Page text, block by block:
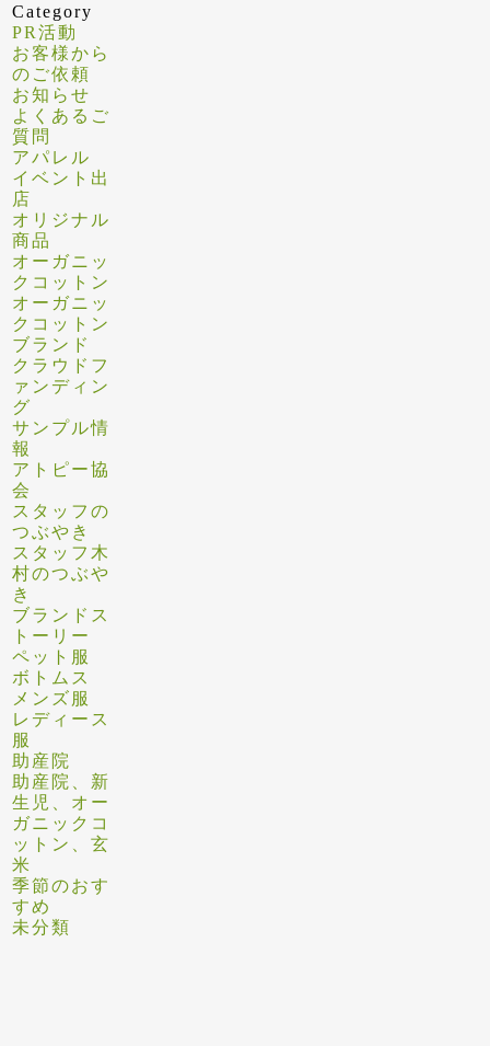
Category
PR活動
お客様から
のご依頼
お知らせ
よくあるご
質問
アパレル
イベント出
店
オリジナル
商品
オーガニッ
クコットン
オーガニッ
クコットン
ブランド
クラウドフ
ァンディン
グ
サンプル情
報
アトピー協
会
スタッフの
つぶやき
スタッフ木
村のつぶや
き
ブランドス
トーリー
ペット服
ボトムス
メンズ服
レディース
服
助産院
助産院、新
生児、オー
ガニックコ
ットン、玄
米
季節のおす
すめ
未分類